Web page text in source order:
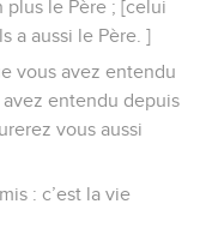
plus le Père ; [celui
a aussi le Père. ]
vous avez entendu
entendu depuis
vous aussi
: c’est la vie